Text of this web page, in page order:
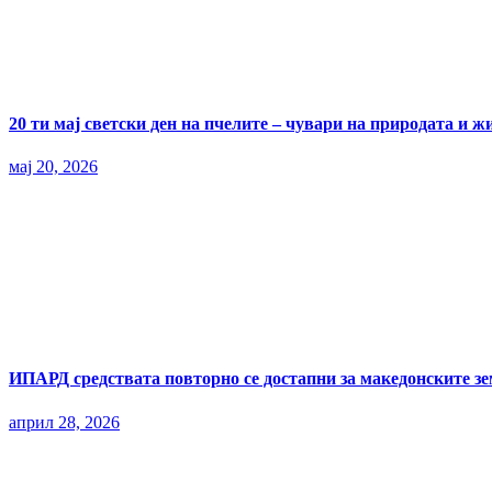
20 ти мај светски ден на пчелите – чувари на природата и
мај 20, 2026
ИПАРД средствата повторно се достапни за македонските
април 28, 2026